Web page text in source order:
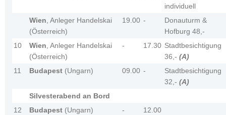
individuell
Wien, Anleger Handelskai
(Österreich)
19.00 -
Donauturm &
Hofburg 48,-
10
Wien, Anleger Handelskai
(Österreich)
- 17.30 Stadtbesichtigung
36,-(A)
11
Budapest (Ungarn) 09.00 -
Stadtbesichtigung
32,-(A)
Silvesterabend an Bord
12
Budapest (Ungarn) -
12.00